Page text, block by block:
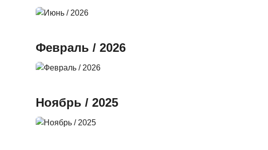
Февраль / 2026
Ноябрь / 2025